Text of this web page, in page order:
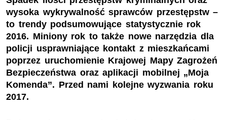
wysoka wykrywalność sprawców przestępstw –
to trendy podsumowujące statystycznie rok
2016. Miniony rok to także nowe narzędzia dla
policji usprawniające kontakt z mieszkańcami
poprzez uruchomienie Krajowej Mapy Zagrożeń
Bezpieczeństwa oraz aplikacji mobilnej „Moja
Komenda”. Przed nami kolejne wyzwania roku
2017.